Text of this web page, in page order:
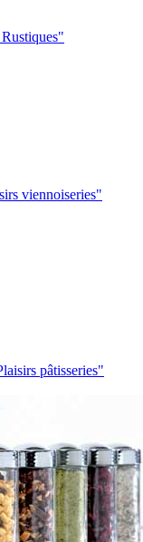
viennoiseries"
pâtisseries"